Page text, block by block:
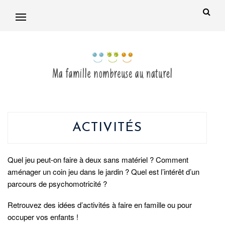
ACTIVITÉS
Quel jeu peut-on faire à deux sans matériel ? Comment
aménager un coin jeu dans le jardin ? Quel est l’intérêt d’un
parcours de psychomotricité ?
Retrouvez des idées d’activités à faire en famille ou pour
occuper vos enfants !